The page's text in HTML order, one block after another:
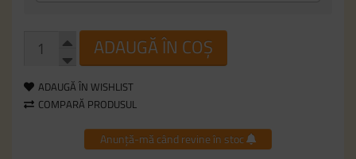
ADAUGĂ ÎN COȘ
ADAUGĂ ÎN WISHLIST
COMPARĂ PRODUSUL
Anunță-mă când revine în stoc